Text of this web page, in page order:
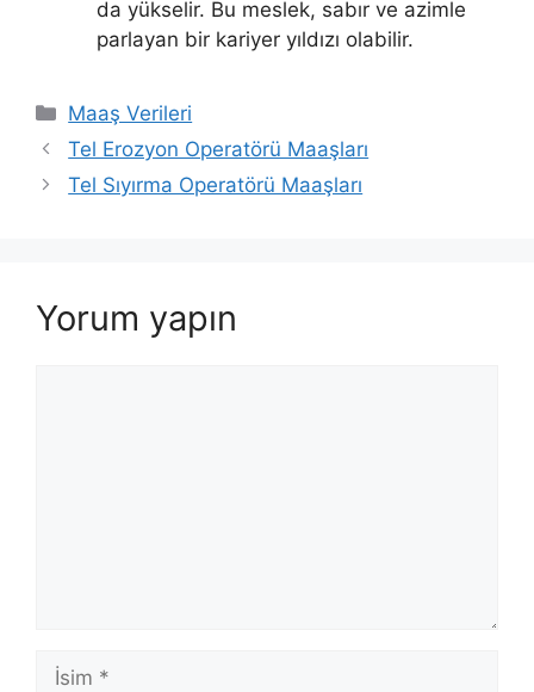
da yükselir. Bu meslek, sabır ve azimle
parlayan bir kariyer yıldızı olabilir.
Kategoriler
Maaş Verileri
Tel Erozyon Operatörü Maaşları
Tel Sıyırma Operatörü Maaşları
Yorum yapın
İsim